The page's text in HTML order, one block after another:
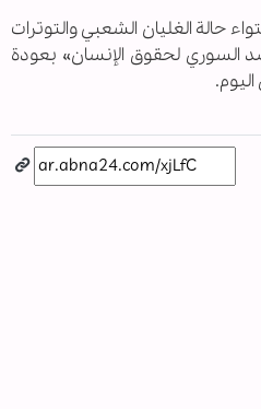
حالة الغليان الشعبي والتوترات
السوري لحقوق الإنسان» بعودة